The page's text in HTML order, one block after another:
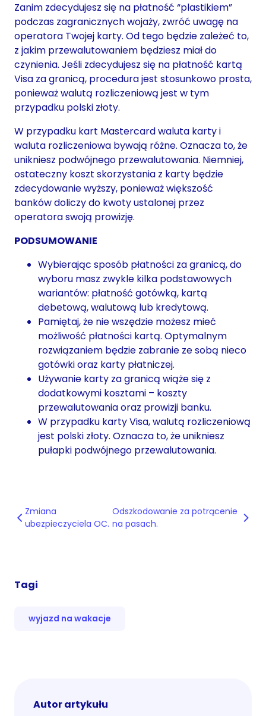
Zanim zdecydujesz się na płatność “plastikiem”
podczas zagranicznych wojaży, zwróć uwagę na
operatora Twojej karty. Od tego będzie zależeć to,
z jakim przewalutowaniem będziesz miał do
czynienia. Jeśli zdecydujesz się na płatność kartą
Visa za granicą, procedura jest stosunkowo prosta,
ponieważ walutą rozliczeniową jest w tym
przypadku polski złoty.
W przypadku kart Mastercard waluta karty i
waluta rozliczeniowa bywają różne. Oznacza to, że
unikniesz podwójnego przewalutowania. Niemniej,
ostateczny koszt skorzystania z karty będzie
zdecydowanie wyższy, ponieważ większość
banków doliczy do kwoty ustalonej przez
operatora swoją prowizję.
PODSUMOWANIE
Wybierając sposób płatności za granicą, do
wyboru masz zwykle kilka podstawowych
wariantów: płatność gotówką, kartą
debetową, walutową lub kredytową.
Pamiętaj, że nie wszędzie możesz mieć
możliwość płatności kartą. Optymalnym
rozwiązaniem będzie zabranie ze sobą nieco
gotówki oraz karty płatniczej.
Używanie karty za granicą wiąże się z
dodatkowymi kosztami – koszty
przewalutowania oraz prowizji banku.
W przypadku karty Visa, walutą rozliczeniową
jest polski złoty. Oznacza to, że unikniesz
pułapki podwójnego przewalutowania.
Zmiana
ubezpieczyciela OC.
Odszkodowanie za potrącenie
na pasach.
Tagi
wyjazd na wakacje
Autor artykułu